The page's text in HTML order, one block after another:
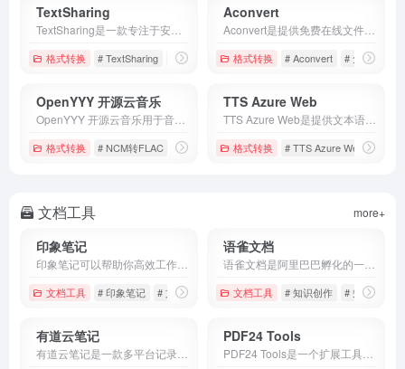
TextSharing
格式转换 # TextSharing # 文字转换 # 文本分享
Aconvert
格式转换 # Aconvert # 免费格式转
OpenYYY 开源云音乐
格式转换 # NCM转FLAC # OpenYYY 开源云音乐 # QMC转MP3
TTS Azure Web
格式转换 # TTS Azure Web # 文
文档工具 more+
印象笔记
文档工具 # 印象笔记 # 文档工具 # 文档记录
语雀文档
文档工具 # 知识创作 # 知识协同
有道云笔记 PDF24 Tools